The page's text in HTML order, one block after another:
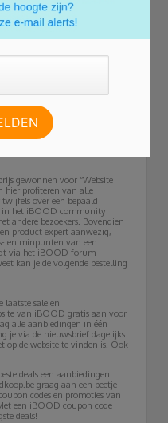
één product, maar uit
uitverkocht, is er nog
ontdek je regelmatig onder
en zelfs eten en drinken
Diesel, Grohe en nog veel
je het waarschijnlijk wel: de
gedurende 24 of 48 uur van
in een razendsnel tempo
alle producten een zeer
plaatsen om te kunnen
gewonnen voor “Website
hier profiteren van alle
over een bepaald
in het iBOOD community
andere bezoekers. Bovendien
product expert aanwezig,
en minpunten van een
via het iBOOD forum
kan je de volgende bestelling
sale en
van iBOOD gratis aan voor
alle aanbiedingen in één
je via de nieuwsbrief dagelijks
op de website te vinden is. Ook
deals een aanbiedingen.
graag aan een beetje
codes en promoties van
een iBOOD coupon code
deals!